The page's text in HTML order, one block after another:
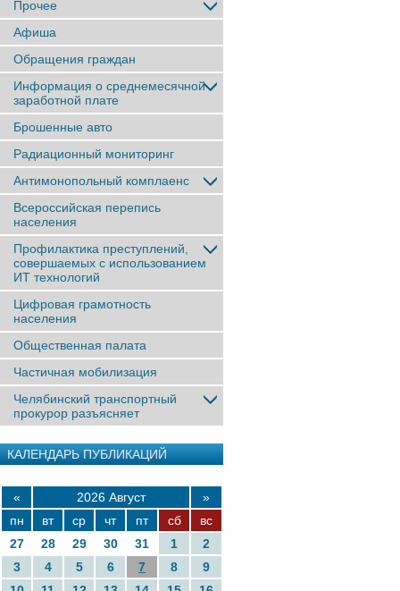
Прочее
Афиша
Обращения граждан
Информация о среднемесячной
заработной плате
Брошенные авто
Радиационный мониторинг
Антимонопольный комплаенс
Всероссийская перепись
населения
Профилактика преступлений,
совершаемых с использованием
ИТ технологий
Цифровая грамотность
населения
Общественная палата
Частичная мобилизация
Челябинский транспортный
прокурор разъясняет
КАЛЕНДАРЬ ПУБЛИКАЦИЙ
« 2026 Август
»
пн
вт ср чт пт сб
вс
27
28 29 30 31 1
2
3
4 5 6 7 8
9